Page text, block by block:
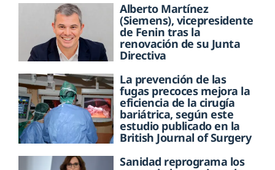
Alberto Martínez
(Siemens), vicepresidente
de Fenin tras la
renovación de su Junta
Directiva
La prevención de las
fugas precoces mejora la
eficiencia de la cirugía
bariátrica, según este
estudio publicado en la
British Journal of Surgery
Sanidad reprograma los